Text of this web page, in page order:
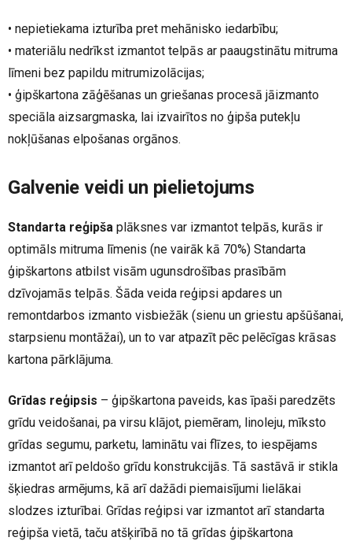
• nepietiekama izturība pret mehānisko iedarbību;
• materiālu nedrīkst izmantot telpās ar paaugstinātu mitruma
līmeni bez papildu mitrumizolācijas;
• ģipškartona zāģēšanas un griešanas procesā jāizmanto
speciāla aizsargmaska, lai izvairītos no ģipša putekļu
nokļūšanas elpošanas orgānos.
Galvenie veidi un pielietojums
Standarta reģipša plāksnes var izmantot telpās, kurās ir
optimāls mitruma līmenis (ne vairāk kā 70%) Standarta
ģipškartons atbilst visām ugunsdrošības prasībām
dzīvojamās telpās. Šāda veida reģipsi apdares un
remontdarbos izmanto visbiežāk (sienu un griestu apšūšanai,
starpsienu montāžai), un to var atpazīt pēc pelēcīgas krāsas
kartona pārklājuma.
Grīdas reģipsis – ģipškartona paveids, kas īpaši paredzēts
grīdu veidošanai, pa virsu klājot, piemēram, linoleju, mīksto
grīdas segumu, parketu, laminātu vai flīzes, to iespējams
izmantot arī peldošo grīdu konstrukcijās. Tā sastāvā ir stikla
šķiedras armējums, kā arī dažādi piemaisījumi lielākai
slodzes izturībai. Grīdas reģipsi var izmantot arī standarta
reģipša vietā, taču atšķirībā no tā grīdas ģipškartona